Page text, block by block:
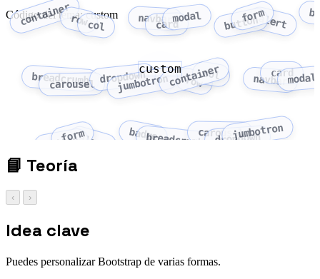
Código del tema: custom
containerrowcol
navbar
cardmodal button
formalert
breadcrumb
carousel dropdown
jumbotroncontainer
rowcol navbar
cardmodal
button
formalert badgebreadcrumbcarousel
dropdown
jumbotron
custom
📘 Teoría
‹ ›
Idea clave
Puedes personalizar Bootstrap de varias formas.